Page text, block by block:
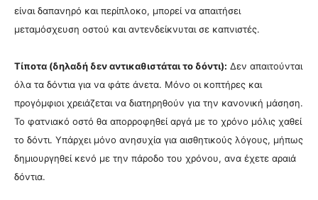
είναι δαπανηρό και περίπλοκο, μπορεί να απαιτήσει
μεταμόσχευση οστού και αντενδείκνυται σε καπνιστές.
Τίποτα (δηλαδή δεν αντικαθιστάται το δόντι): Δεν απαιτούνται
όλα τα δόντια για να φάτε άνετα. Μόνο οι κοπτήρες και
προγόμφιοι χρειάζεται να διατηρηθούν για την κανονική μάσηση.
Το φατνιακό οστό θα απορροφηθεί αργά με το χρόνο μόλις χαθεί
το δόντι. Υπάρχει μόνο ανησυχία για αισθητικούς λόγους, μήπως
δημιουργηθεί κενό με την πάροδο του χρόνου, ανα έχετε αραιά
δόντια.